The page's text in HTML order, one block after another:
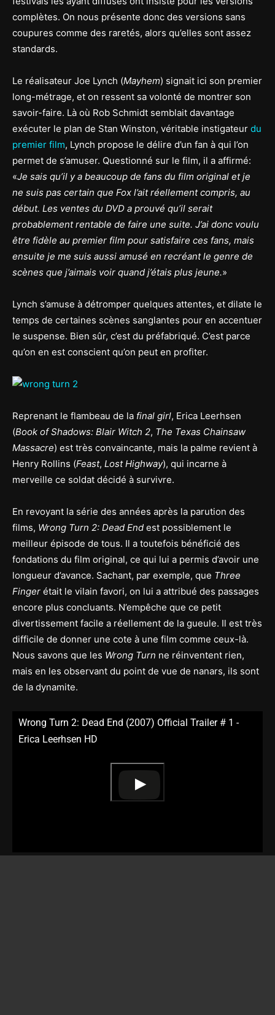
complètes. On nous présente donc des versions sans
coupures comme des raretés, alors qu’elles sont assez
standards.
Le réalisateur Joe Lynch (Mayhem) signait ici son premier
long-métrage, et on ressent sa volonté de montrer son
savoir-faire. Là où Rob Schmidt semblait davantage
exécuter le plan de Stan Winston, véritable instigateur du
premier film, Lynch propose le délire d’un fan à qui l’on
permet de s’amuser. Questionné sur le film, il a affirmé:
«Je sais qu’il y a beaucoup de fans du film original et je
ne suis pas certain que Fox l’ait réellement compris, au
début. Les ventes du DVD a prouvé qu’il serait
probablement rentable de faire une suite. J’ai donc voulu
être fidèle au premier film pour satisfaire ces fans, mais
ensuite je me suis aussi amusé en recréant le genre de
scènes que j’aimais voir quand j’étais plus jeune.»
Lynch s’amuse à détromper quelques attentes, et dilate le
temps de certaines scènes sanglantes pour en accentuer
le suspense. Bien sûr, c’est du préfabriqué. C’est parce
qu’on en est conscient qu’on peut en profiter.
Reprenant le flambeau de la final girl, Erica Leerhsen
(Book of Shadows: Blair Witch 2, The Texas Chainsaw
Massacre) est très convaincante, mais la palme revient à
Henry Rollins (Feast, Lost Highway), qui incarne à
merveille ce soldat décidé à survivre.
En revoyant la série des années après la parution des
films, Wrong Turn 2: Dead End est possiblement le
meilleur épisode de tous. Il a toutefois bénéficié des
fondations du film original, ce qui lui a permis d’avoir une
longueur d’avance. Sachant, par exemple, que Three
Finger était le vilain favori, on lui a attribué des passages
encore plus concluants. N’empêche que ce petit
divertissement facile a réellement de la gueule. Il est très
difficile de donner une cote à une film comme ceux-là.
Nous savons que les Wrong Turn ne réinventent rien,
mais en les observant du point de vue de nanars, ils sont
de la dynamite.
Wrong Turn 2: Dead End (2007) Official Trailer # 1 -
Erica Leerhsen HD